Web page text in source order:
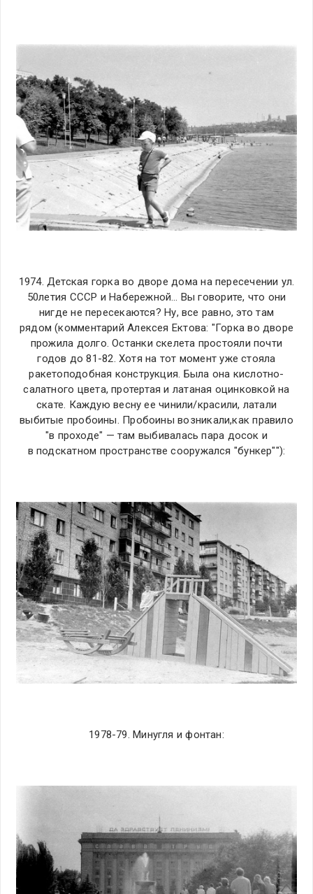
1974. Детская горка во дворе дома на пересечении ул.
50летия СССР и Набережной… Вы говорите, что они
нигде не пересекаются? Ну, все равно, это там
рядом (комментарий Алексея Ектова: "Горка во дворе
прожила долго. Останки скелета простояли почти
годов до81-82. Хотя на тот момент уже стояла
ракетоподобная конструкция. Была она кислотно-
салатного цвета, протертая и латаная оцинковкой на
скате. Каждую весну ее чинили/красили, латали
выбитые пробоины. Пробоинывозникали,как правило
"в проходе" — там выбивалась пара досок и
вподскатном пространстве сооружался "бункер""):
1978-79. Минугля и фонтан: